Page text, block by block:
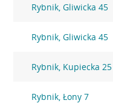
Rybnik, Gliwicka 45
Rybnik, Gliwicka 45
Rybnik, Kupiecka 25
Rybnik, Łony 7